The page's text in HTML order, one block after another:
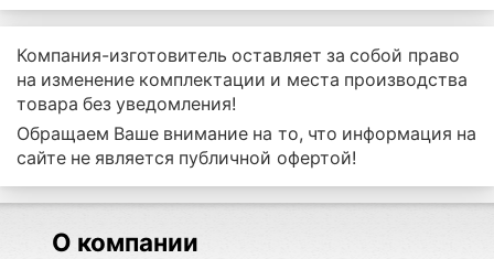
Компания-изготовитель оставляет за собой право
на изменение комплектации и места производства
товара без уведомления!
Обращаем Ваше внимание на то, что информация на
сайте не является публичной офертой!
О компании